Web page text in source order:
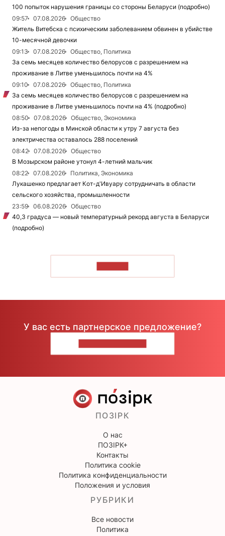
100 попыток нарушения границы со стороны Беларуси (подробно)
09:57
07.08.2026
Общество
Житель Витебска с психическим заболеванием обвинен в убийстве
10-месячной девочки
09:13
07.08.2026
Общество, Политика
За семь месяцев количество белорусов с разрешением на
проживание в Литве уменьшилось почти на 4%
09:10
07.08.2026
Общество, Политика
За семь месяцев количество белорусов с разрешением на
проживание в Литве уменьшилось почти на 4% (подробно)
08:50
07.08.2026
Общество, Экономика
Из-за непогоды в Минской области к утру 7 августа без
электричества оставалось 288 поселений
08:42
07.08.2026
Общество
В Мозырском районе утонул 4-летний мальчик
08:22
07.08.2026
Политика, Экономика
Лукашенко предлагает Кот-д'Ивуару сотрудничать в области
сельского хозяйства, промышленности
23:59
06.08.2026
Общество
40,3 градуса — новый температурный рекорд августа в Беларуси
(подробно)
У вас есть партнерское предложение?
ПОЗІРК
О нас
ПОЗІРК+
Контакты
Политика cookie
Политика конфиденциальности
Положения и условия
РУБРИКИ
Все новости
Политика